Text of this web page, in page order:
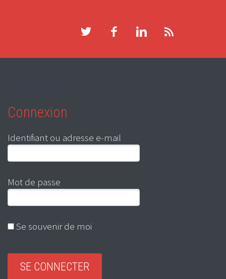
Connexion
Identifiant ou adresse e-mail
Mot de passe
Se souvenir de moi